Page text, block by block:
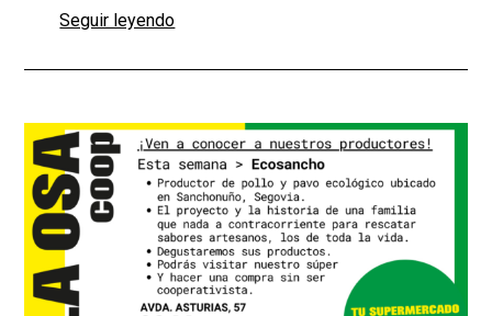
Seguir leyendo